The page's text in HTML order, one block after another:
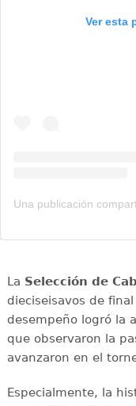
Ver esta
La Selección de
dieciseisavos de
desempeño logró la
que observaron la
avanzaron en el
Especialmente, la